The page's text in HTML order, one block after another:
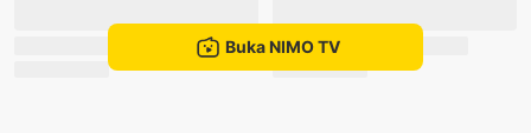
Buka NIMO TV